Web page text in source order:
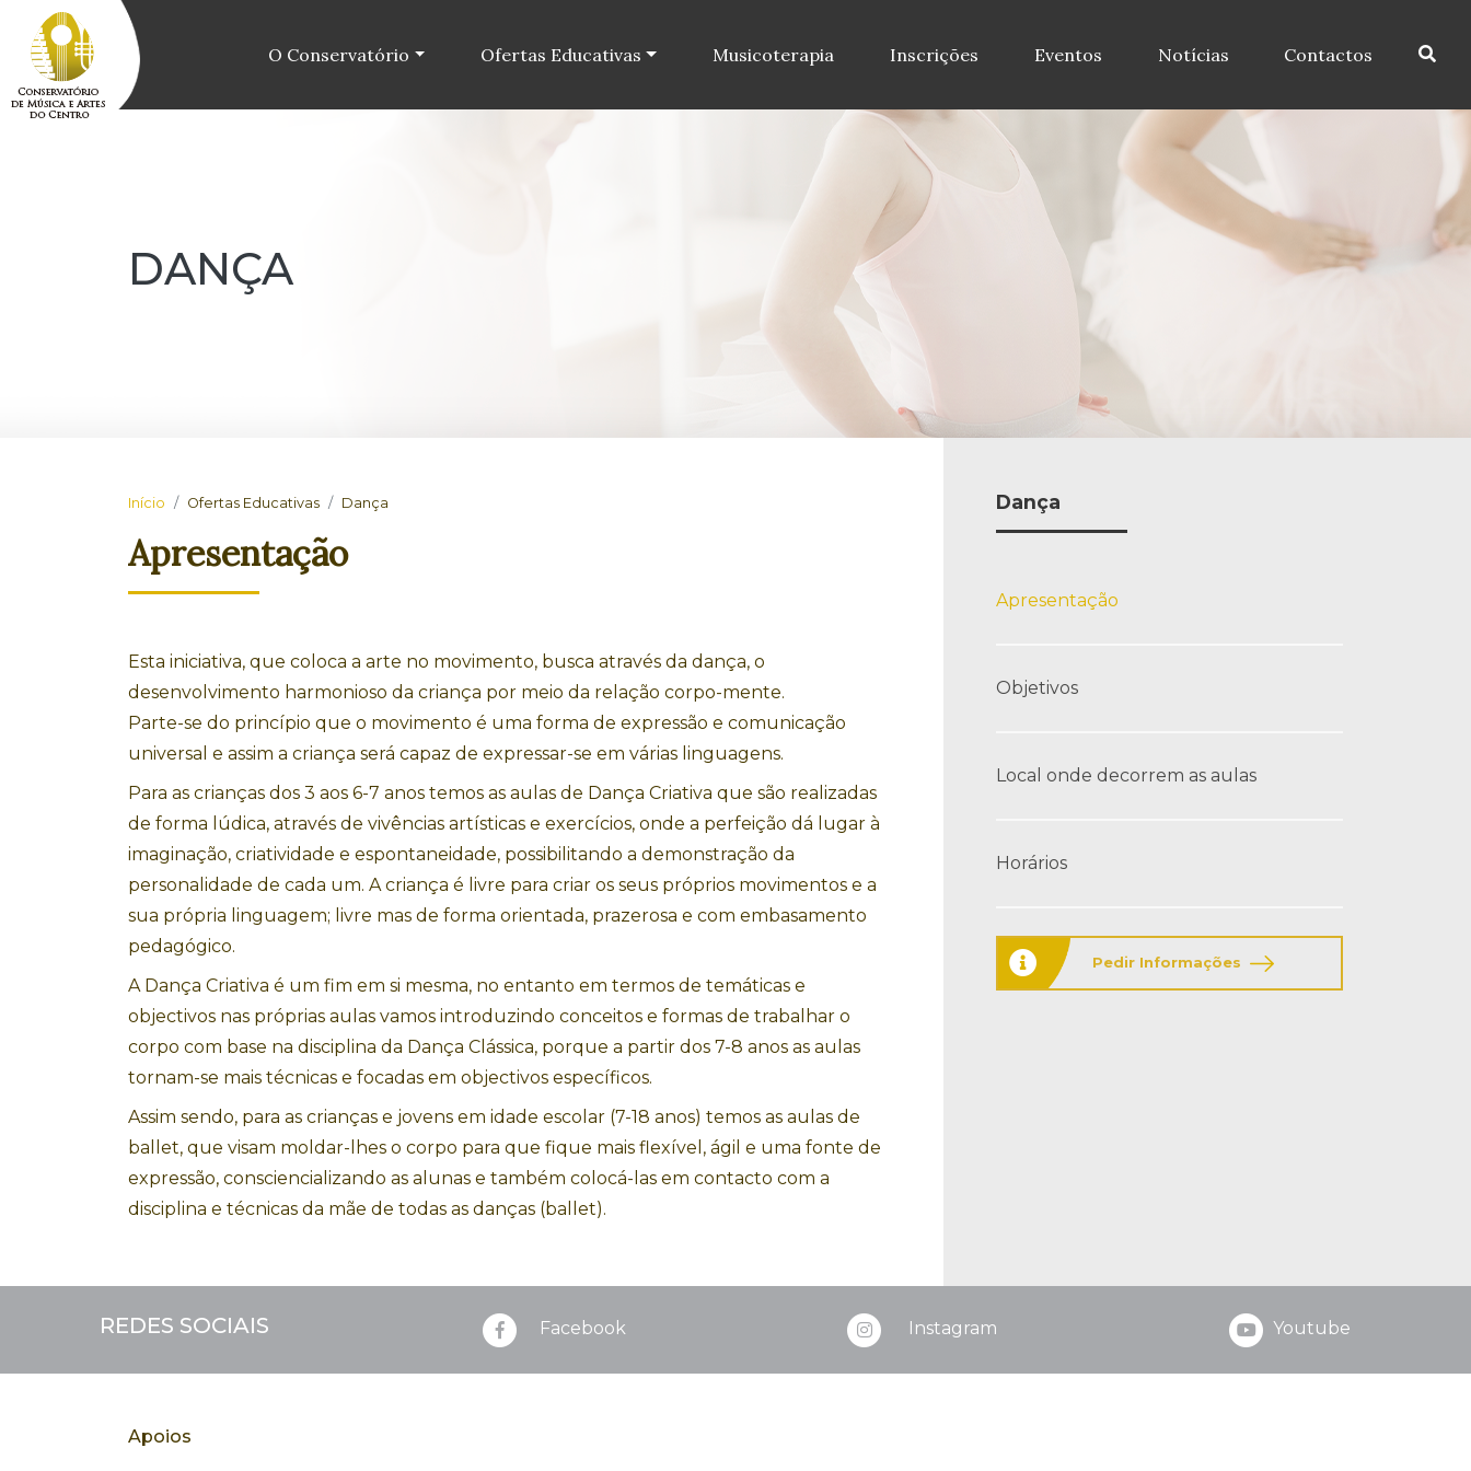
O Conservatório Ofertas Educativas Musicoterapia Inscrições Eventos Notícias Contactos
DANÇA
Início Ofertas Educativas Dança
Apresentação
Esta iniciativa, que coloca a arte no movimento, busca através da dança, o
desenvolvimento harmonioso da criança por meio da relação corpo-mente.
Parte-se do princípio que o movimento é uma forma de expressão e comunicação
universal e assim a criança será capaz de expressar-se em várias linguagens.
Para as crianças dos 3 aos 6-7 anos temos as aulas de Dança Criativa que são realizadas
de forma lúdica, através de vivências artísticas e exercícios, onde a perfeição dá lugar à
imaginação, criatividade e espontaneidade, possibilitando a demonstração da
personalidade de cada um. A criança é livre para criar os seus próprios movimentos e a
sua própria linguagem; livre mas de forma orientada, prazerosa e com embasamento
pedagógico.
A Dança Criativa é um fim em si mesma, no entanto em termos de temáticas e
objectivos nas próprias aulas vamos introduzindo conceitos e formas de trabalhar o
corpo com base na disciplina da Dança Clássica, porque a partir dos 7-8 anos as aulas
tornam-se mais técnicas e focadas em objectivos específicos.
Assim sendo, para as crianças e jovens em idade escolar (7-18 anos) temos as aulas de
ballet, que visam moldar-lhes o corpo para que fique mais flexível, ágil e uma fonte de
expressão, consciencializando as alunas e também colocá-las em contacto com a
disciplina e técnicas da mãe de todas as danças (ballet).
Dança
Apresentação
Objetivos
Local onde decorrem as aulas
Horários
Pedir Informações
REDES SOCIAIS Facebook Instagram Youtube
Apoios